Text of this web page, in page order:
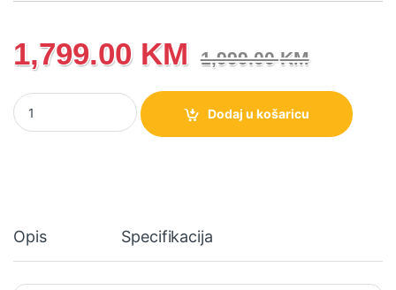
1,799.00 KM 1,999.00KM
Klima uređaj LG S18EC količina
Dodaj u košaricu
Opis Specifikacija